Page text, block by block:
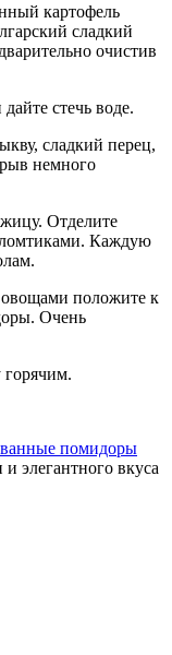
картофель
сладкий
очистив
стечь воде.
сладкий перец,
немного
Отделите
ломтиками. Каждую
овощами положите к
Очень
горячим.
помидоры
элегантного вкуса